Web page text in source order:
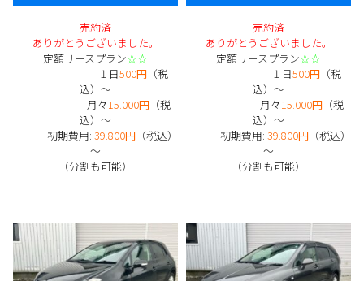
売約済
ありがとうございました。
定額リースプラン☆☆
１日500円 （税
込）～
月々15.000円（税
込）～
初期費用: 39.800円 （税込）
～
（分割も可能）
売約済
ありがとうございました。
定額リースプラン☆☆
１日500円 （税
込）～
月々15.000円（税
込）～
初期費用: 39.800円 （税込）
～
（分割も可能）